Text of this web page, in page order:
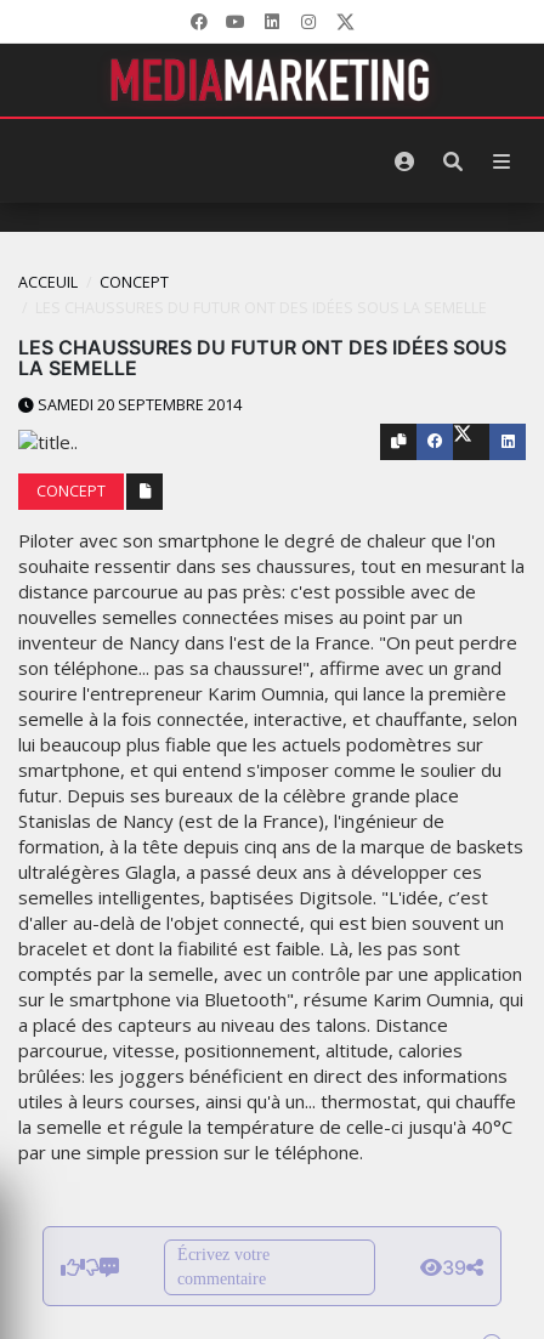
ACCEUIL
CONCEPT
LES CHAUSSURES DU FUTUR ONT DES IDÉES SOUS
LA SEMELLE
SAMEDI 20 SEPTEMBRE 2014
CONCEPT
Piloter avec son smartphone le degré de chaleur que l'on
souhaite ressentir dans ses chaussures, tout en mesurant la
distance parcourue au pas près: c'est possible avec de
nouvelles semelles connectées mises au point par un
inventeur de Nancy dans l'est de la France. "On peut perdre
son téléphone... pas sa chaussure!", affirme avec un grand
sourire l'entrepreneur Karim Oumnia, qui lance la première
semelle à la fois connectée, interactive, et chauffante, selon
lui beaucoup plus fiable que les actuels podomètres sur
smartphone, et qui entend s'imposer comme le soulier du
futur. Depuis ses bureaux de la célèbre grande place
Stanislas de Nancy (est de la France), l'ingénieur de
formation, à la tête depuis cinq ans de la marque de baskets
ultralégères Glagla, a passé deux ans à développer ces
semelles intelligentes, baptisées Digitsole. "L'idée, c’est
d'aller au-delà de l'objet connecté, qui est bien souvent un
bracelet et dont la fiabilité est faible. Là, les pas sont
comptés par la semelle, avec un contrôle par une application
sur le smartphone via Bluetooth", résume Karim Oumnia, qui
a placé des capteurs au niveau des talons. Distance
parcourue, vitesse, positionnement, altitude, calories
brûlées: les joggers bénéficient en direct des informations
utiles à leurs courses, ainsi qu'à un... thermostat, qui chauffe
la semelle et régule la température de celle-ci jusqu'à 40°C
par une simple pression sur le téléphone.
Écrivez votre
commentaire
39